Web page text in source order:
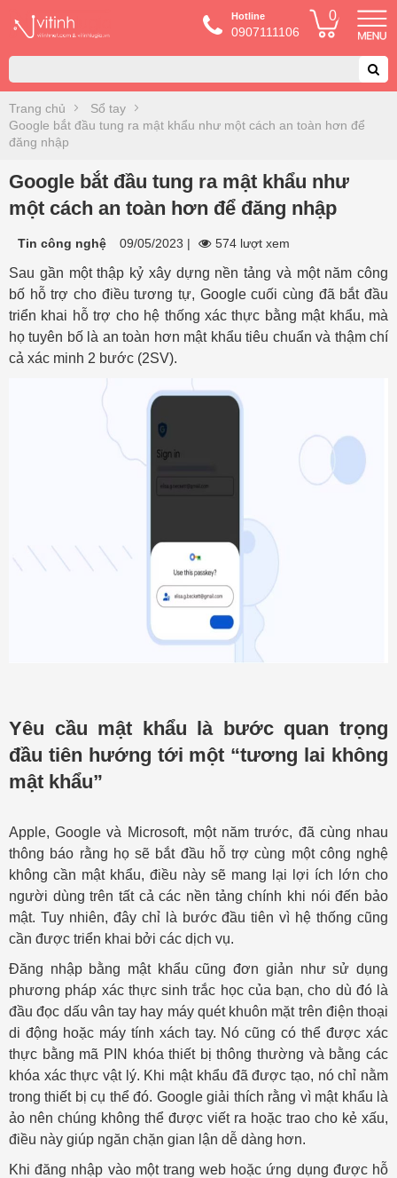
Hotline
0907111106
0
Trang chủ
Sổ tay
Google bắt đầu tung ra mật khẩu như một cách an toàn hơn để
đăng nhập
Google bắt đầu tung ra mật khẩu như
một cách an toàn hơn để đăng nhập
Tin công nghệ 09/05/2023 | 574 lượt xem
Sau gần một thập kỷ xây dựng nền tảng và một năm công
bố hỗ trợ cho điều tương tự, Google cuối cùng đã bắt đầu
triển khai hỗ trợ cho hệ thống xác thực bằng mật khẩu, mà
họ tuyên bố là an toàn hơn mật khẩu tiêu chuẩn và thậm chí
cả xác minh 2 bước (2SV).
Yêu cầu mật khẩu là bước quan trọng
đầu tiên hướng tới một “tương lai không
mật khẩu”
Apple, Google và Microsoft, một năm trước, đã cùng nhau
thông báo rằng họ sẽ bắt đầu hỗ trợ cùng một công nghệ
không cần mật khẩu, điều này sẽ mang lại lợi ích lớn cho
người dùng trên tất cả các nền tảng chính khi nói đến bảo
mật. Tuy nhiên, đây chỉ là bước đầu tiên vì hệ thống cũng
cần được triển khai bởi các dịch vụ.
Đăng nhập bằng mật khẩu cũng đơn giản như sử dụng
phương pháp xác thực sinh trắc học của bạn, cho dù đó là
đầu đọc dấu vân tay hay máy quét khuôn mặt trên điện thoại
di động hoặc máy tính xách tay. Nó cũng có thể được xác
thực bằng mã PIN khóa thiết bị thông thường và bằng các
khóa xác thực vật lý. Khi mật khẩu đã được tạo, nó chỉ nằm
trong thiết bị cụ thể đó. Google giải thích rằng vì mật khẩu là
ảo nên chúng không thể được viết ra hoặc trao cho kẻ xấu,
điều này giúp ngăn chặn gian lận dễ dàng hơn.
Khi đăng nhập vào một trang web hoặc ứng dụng được hỗ